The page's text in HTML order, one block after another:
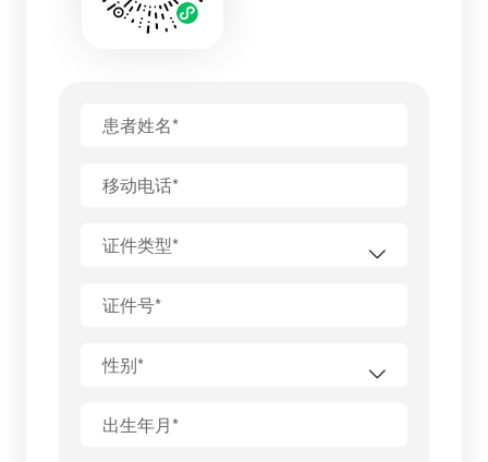
患者姓名*
移动电话*
证件类型*
证件号*
性别*
出生年月*